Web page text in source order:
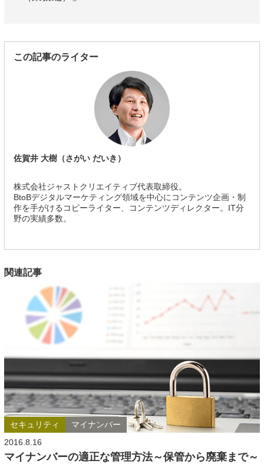
この記事のライター
佐賀井 大樹（さがい だいき）
株式会社ジャストクリエイティブ代表取締役。
BtoBデジタルマーケティング領域を中心にコンテンツ企画・制
作を手がけるコピーライター、コンテンツディレクター。IT分
野の実績多数。
関連記事
セキュリティ
マイナンバー
2016.8.16
マイナンバーの適正な管理方法～保管から廃棄まで～